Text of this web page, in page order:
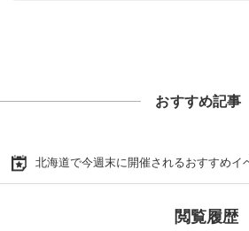
おすすめ記事
北海道で今週末に開催されるおすすめイ
閲覧履歴